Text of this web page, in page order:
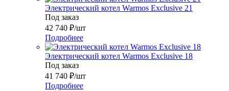
Электрический котел Warmos Exclusive 21
Под заказ
42 740 ₽/шт
Подробнее
Электрический котел Warmos Exclusive 18
Под заказ
41 740 ₽/шт
Подробнее